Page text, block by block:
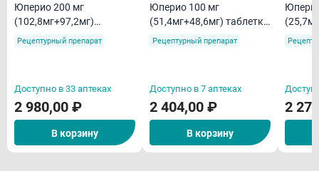
Юперио 200 мг
(102,8мг+97,2мг)
таблетки покрытые
Рецептурный препарат
Доступно в 33 аптеках
2 980,00 ₽
В корзину
Юперио 100 мг
(51,4мг+48,6мг) таблетки
покрытые пленочной
Рецептурный препарат
Доступно в 7 аптеках
2 404,00 ₽
В корзину
Юперио 50
2